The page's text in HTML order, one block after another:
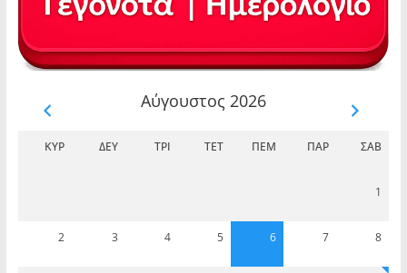
Αύγουστος 2026
ΚΥΡ ΔΕΥ ΤΡΊ ΤΕΤ ΠΈΜ ΠΑΡ ΣΆΒ
1
2 3 4 5 6 7 8